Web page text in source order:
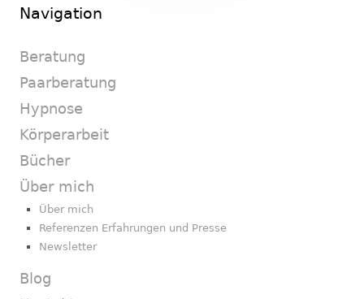
Navigation
Beratung
Paarberatung
Hypnose
Körperarbeit
Bücher
Über mich
Über mich
Referenzen Erfahrungen und Presse
Newsletter
Blog